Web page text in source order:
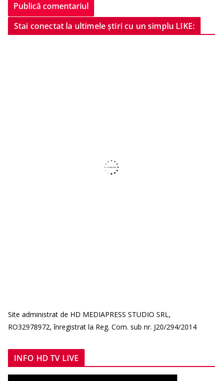
Stai conectat la ultimele știri cu un simplu LIKE:
Site administrat de HD MEDIAPRESS STUDIO SRL,
RO32978972, înregistrat la Reg. Com. sub nr. J20/294/2014
INFO HD TV LIVE